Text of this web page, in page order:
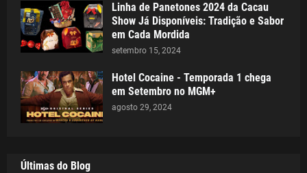
Linha de Panetones 2024 da Cacau
Show Já Disponíveis: Tradição e Sabor
em Cada Mordida
setembro 15, 2024
Hotel Cocaine - Temporada 1 chega
em Setembro no MGM+
agosto 29, 2024
Últimas do Blog